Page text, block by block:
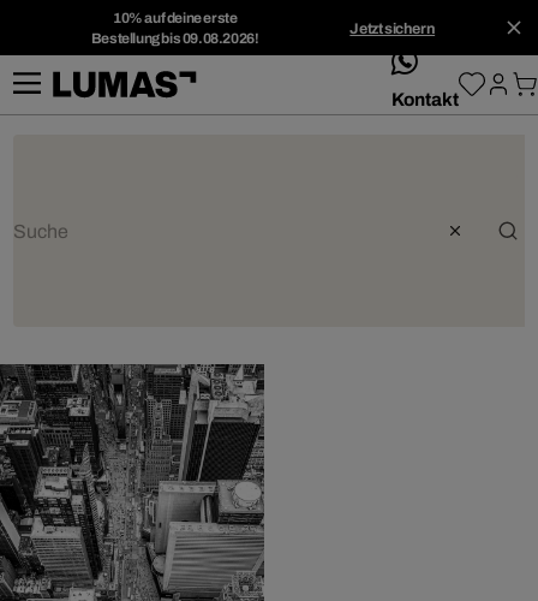
10% auf deine erste
Bestellung bis 09.08.2026!
Jetzt sichern
whatsApp
Kontakt